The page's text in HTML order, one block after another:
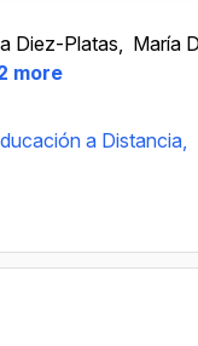
Diez-Platas, María
more
a Distancia,